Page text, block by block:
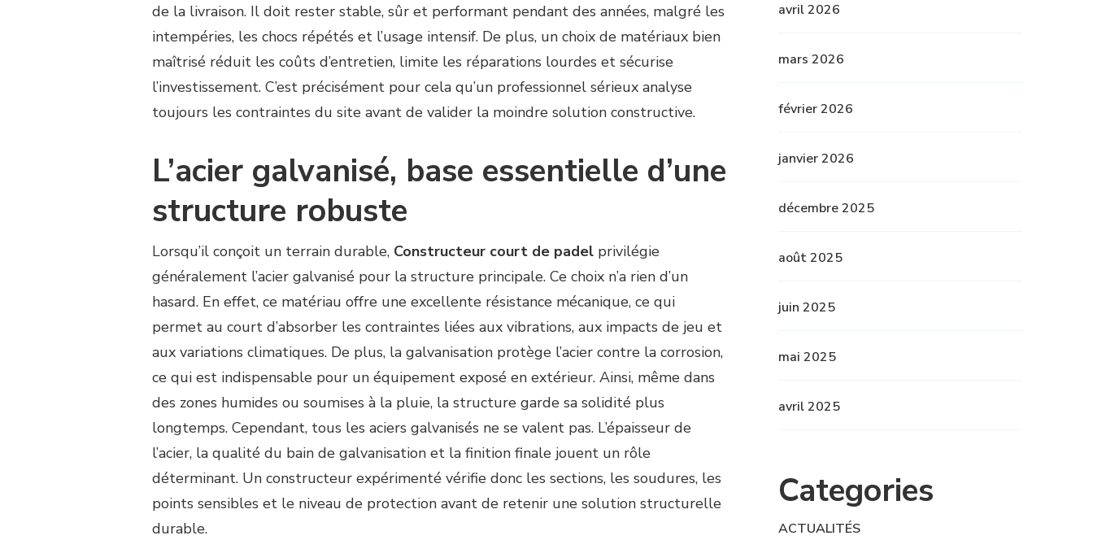
MATÉRIAUX
DURABILITÉ
de la livraison. Il doit rester stable, sûr et performant pendant des années, malgré les
intempéries, les chocs répétés et l’usage intensif. De plus, un choix de matériaux bien
maîtrisé réduit les coûts d’entretien, limite les réparations lourdes et sécurise
l’investissement. C’est précisément pour cela qu’un professionnel sérieux analyse
toujours les contraintes du site avant de valider la moindre solution constructive.
L’acier galvanisé, base essentielle d’une
structure robuste
Lorsqu’il conçoit un terrain durable, Constructeur court de padel privilégie
généralement l’acier galvanisé pour la structure principale. Ce choix n’a rien d’un
hasard. En effet, ce matériau offre une excellente résistance mécanique, ce qui
permet au court d’absorber les contraintes liées aux vibrations, aux impacts de jeu et
aux variations climatiques. De plus, la galvanisation protège l’acier contre la corrosion,
ce qui est indispensable pour un équipement exposé en extérieur. Ainsi, même dans
des zones humides ou soumises à la pluie, la structure garde sa solidité plus
longtemps. Cependant, tous les aciers galvanisés ne se valent pas. L’épaisseur de
l’acier, la qualité du bain de galvanisation et la finition finale jouent un rôle
déterminant. Un constructeur expérimenté vérifie donc les sections, les soudures, les
points sensibles et le niveau de protection avant de retenir une solution structurelle
durable.
avril 2026
mars 2026
février 2026
janvier 2026
décembre 2025
août 2025
juin 2025
mai 2025
avril 2025
Categories
ACTUALITÉS